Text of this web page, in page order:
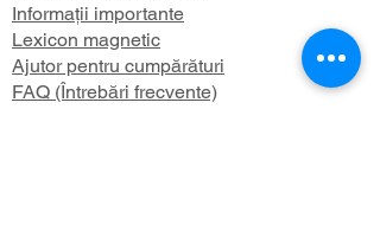
Informații importante
Lexicon magnetic
Ajutor pentru cumpărături
FAQ (Întrebări frecvente)